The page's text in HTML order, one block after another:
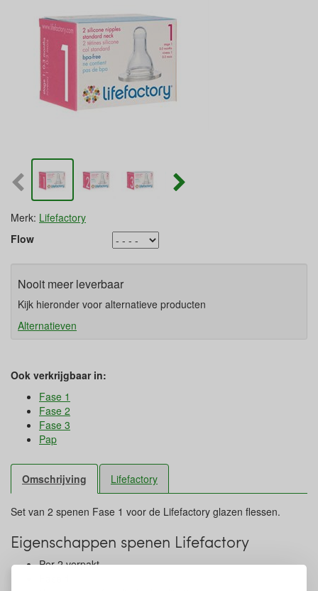
Merk: Lifefactory
Flow
Nooit meer leverbaar
Kijk hieronder voor alternatieve producten
Alternatieven
Ook verkrijgbaar in:
Fase 1
Fase 2
Fase 3
Pap
Omschrijving Lifefactory
Set van 2 spenen Fase 1 voor de Lifefactory glazen flessen.
Eigenschappen spenen Lifefactory
Per 2 verpakt